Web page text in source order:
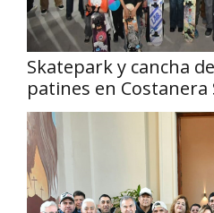
Skatepark y cancha
patines en Costanera